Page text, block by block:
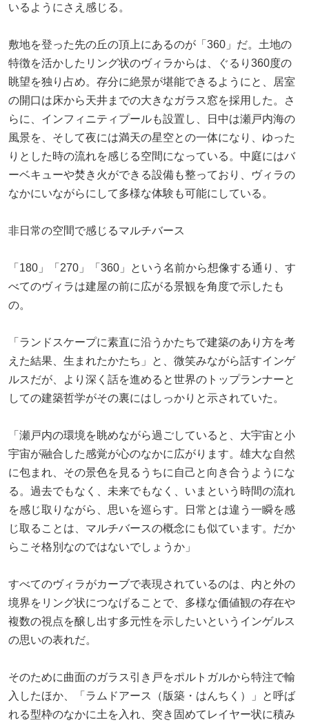
いるようにさえ感じる。
敷地を登った先の丘の頂上にあるのが「360」だ。土地の
特徴を活かしたリング状のヴィラからは、ぐるり360度の
眺望を独り占め。存分に絶景が堪能できるようにと、居室
の開口は床から天井までの大きなガラス窓を採用した。さ
らに、インフィニティプールも設置し、日中は瀬戸内海の
風景を、そして夜には満天の星空との一体になり、ゆった
りとした時の流れを感じる空間になっている。中庭にはバ
ーベキューや焚き火ができる設備も整っており、ヴィラの
なかにいながらにして多様な体験も可能にしている。
非日常の空間で感じるマルチバース
「180」「270」「360」という名前から想像する通り、す
べてのヴィラは建屋の前に広がる景観を角度で示したも
の。
「ランドスケープに素直に沿うかたちで建築のあり方を考
えた結果、生まれたかたち」と、微笑みながら話すインゲ
ルスだが、より深く話を進めると世界のトップランナーと
しての建築哲学がその裏にはしっかりと示されていた。
「瀬戸内の環境を眺めながら過ごしていると、大宇宙と小
宇宙が融合した感覚が心のなかに広がります。雄大な自然
に包まれ、その景色を見るうちに自己と向き合うようにな
る。過去でもなく、未来でもなく、いまという時間の流れ
を感じ取りながら、思いを巡らす。日常とは違う一瞬を感
じ取ることは、マルチバースの概念にも似ています。だか
らこそ格別なのではないでしょうか」
すべてのヴィラがカーブで表現されているのは、内と外の
境界をリング状につなげることで、多様な価値観の存在や
複数の視点を醸し出す多元性を示したいというインゲルス
の思いの表れだ。
そのために曲面のガラス引き戸をポルトガルから特注で輸
入したほか、「ラムドアース（版築・はんちく）」と呼ば
れる型枠のなかに土を入れ、突き固めてレイヤー状に積み